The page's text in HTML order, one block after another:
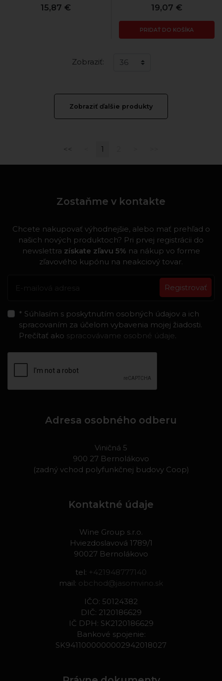
15,87 € 19,07 €
PRIDAŤ DO KOŠÍKA
Zobraziť:
Zobraziť ďalšie produkty
<< 1
Zostaňme v kontakte
Chcete nakupovať výhodnejšie, alebo mať prehľad o
našich nových produktoch? Pri prvej registrácii do
newslettra získate zľavu 5% na nákup vo forme
zľavového kupónu na neakciový tovar.
Registrovať
* Súhlasím s poskytnutím osobných údajov a ich
spracovaním za účelom vybavenia mojej žiadosti.
Prečítať ako spracovávame osobné údaje.
Adresa osobného odberu
Viničná 5
900 27 Bernolákovo
(zadný vchod polyfunkčnej budovy Coop)
Kontaktné údaje
Wine Group s.r.o.
Hviezdoslavová 1789/1
90027 Bernolákovo
tel: +421948777140
mail: obchod@jasomvino.sk
IČO: 50124382
DIČ: 2120186629
IČ DPH: SK2120186629
Bankové spojenie:
SK9411000000002942018027